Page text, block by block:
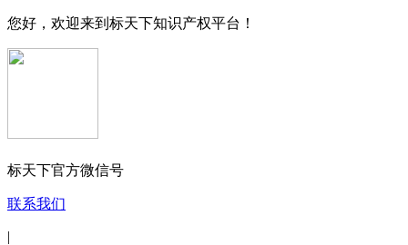
您好，欢迎来到标天下知识产权平台！
标天下官方微信号
联系我们
|